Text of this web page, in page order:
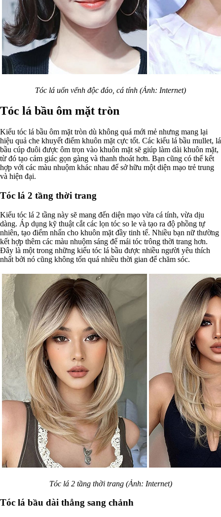
Tóc lá uốn vểnh độc đáo, cá tính (Ảnh: Internet)
Tóc lá bầu ôm mặt tròn
Kiểu tóc lá bầu ôm mặt tròn dù không quá mới mẻ nhưng mang lại
hiệu quả che khuyết điểm khuôn mặt cực tốt. Các kiểu lá bầu mullet, lá
bầu cúp đuôi được ôm trọn vào khuôn mặt sẽ giúp làm dài khuôn mặt,
từ đó tạo cảm giác gọn gàng và thanh thoát hơn. Bạn cũng có thể kết
hợp với các màu nhuộm khác nhau để sở hữu một diện mạo trẻ trung
và hiện đại.
Tóc lá 2 tầng thời trang
Kiểu tóc lá 2 tầng này sẽ mang đến diện mạo vừa cá tính, vừa dịu
dàng. Áp dụng kỹ thuật cắt các lọn tóc so le và tạo ra độ phồng tự
nhiên, tạo điểm nhấn cho khuôn mặt đầy tinh tế. Nhiều bạn nữ thường
kết hợp thêm các màu nhuộm sáng để mái tóc trông thời trang hơn.
Đây là một trong những kiểu tóc lá bầu được nhiều người yêu thích
nhất bởi nó cũng không tốn quá nhiều thời gian để chăm sóc.
Tóc lá 2 tầng thời trang (Ảnh: Internet)
Tóc lá bầu dài thẳng sang chảnh